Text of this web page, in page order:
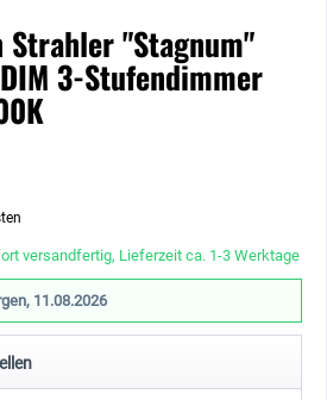
Strahler "Stagnum"
3-Stufendimmer
versandfertig, Lieferzeit ca. 1-3 Werktage
11.08.2026